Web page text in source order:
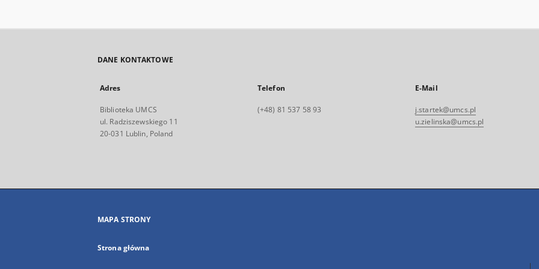
DANE KONTAKTOWE
Adres
Biblioteka UMCS
ul. Radziszewskiego 11
20-031 Lublin, Poland
Telefon
(+48) 81 537 58 93
E-Mail
j.startek@umcs.pl
u.zielinska@umcs.pl
MAPA STRONY
Strona główna